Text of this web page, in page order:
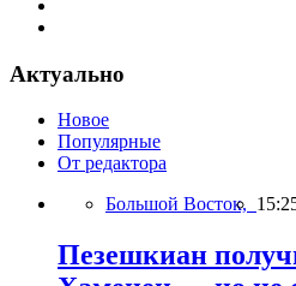
Актуально
Новое
Популярные
От редактора
Большой Восток,
Пезешкиан